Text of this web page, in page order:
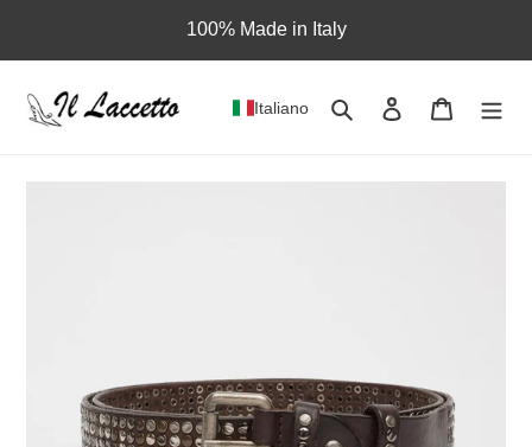
ai
contenuti
100% Made in Italy
Italiano Cerca Accedi Carrello